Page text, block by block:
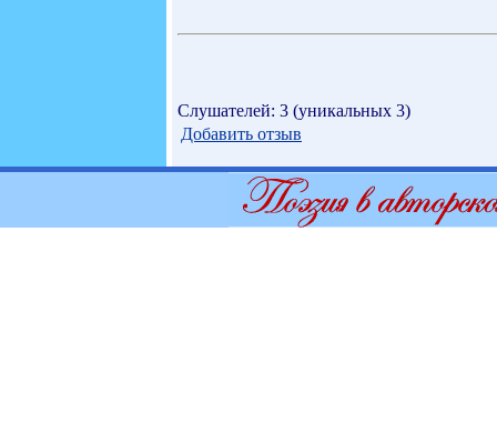
Слушателей: 3 (уникальных 3)
Добавить отзыв